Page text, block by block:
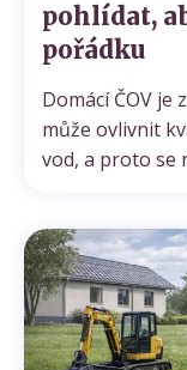
pohlídat,
pořádku
Domácí ČOV je
může ovlivnit
vod, a proto se